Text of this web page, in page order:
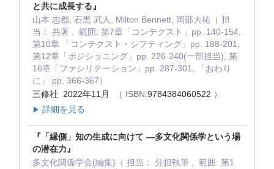
と共に成長する』
山本 志都, 石黒 武人, Milton Bennett, 岡部大祐（ 担
当： 共著 , 範囲: 第7章「コンテクスト」pp. 140-154,
第10章 「コンテクスト・シフティング」pp. 188-201,
第12章「ポジショニング」pp. 226-240(一部担当), 第
16章「ファシリテーション」pp. 287-301, 「おわり
に」 pp. 366-367）
三修社 2022年11月
（ ISBN:9784384060522 ）
▶ 詳細を見る
『「縁側」知の生成に向けて ―多文化関係学という場
の潜在力』
多文化関係学会(編集)（ 担当： 分担執筆 , 範囲: 第1